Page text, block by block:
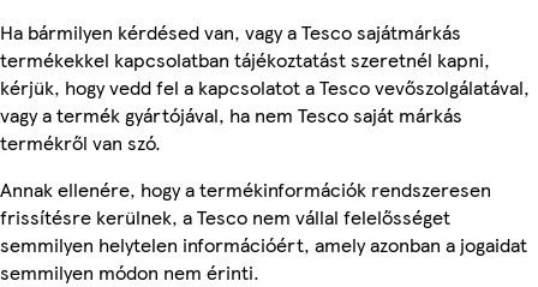
Ha bármilyen kérdésed van, vagy a Tesco sajátmárkás
termékekkel kapcsolatban tájékoztatást szeretnél kapni,
kérjük, hogy vedd fel a kapcsolatot a Tesco vevőszolgálatával,
vagy a termék gyártójával, ha nem Tesco saját márkás
termékről van szó.
Annak ellenére, hogy a termékinformációk rendszeresen
frissítésre kerülnek, a Tesco nem vállal felelősséget
semmilyen helytelen információért, amely azonban a jogaidat
semmilyen módon nem érinti.